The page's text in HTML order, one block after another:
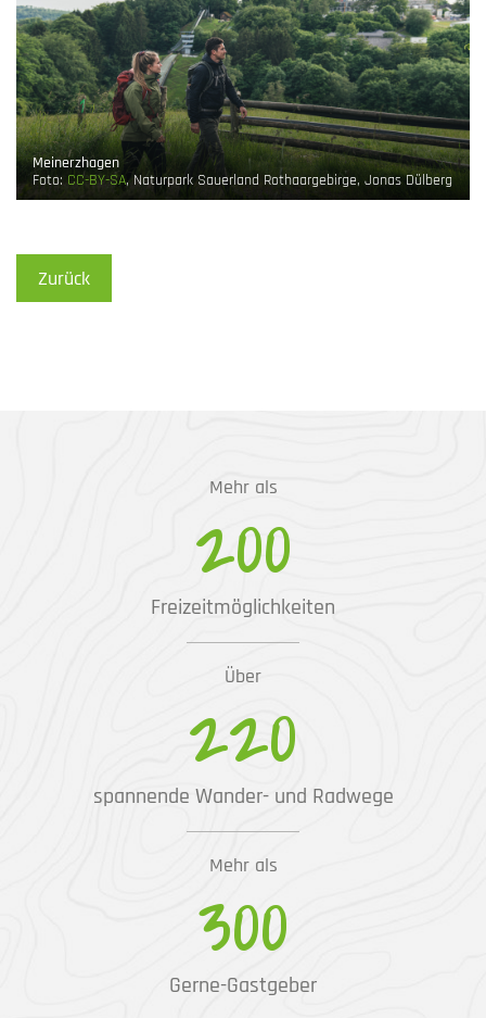
Meinerzhagen
Foto: CC-BY-SA, Naturpark Sauerland Rothaargebirge, Jonas Dülberg
Zurück
Mehr als
200
Freizeitmöglichkeiten
Über
220
spannende Wander- und Radwege
Mehr als
300
Gerne-Gastgeber